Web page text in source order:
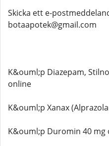
Skicka ett e-
botaapotek@gmail.com
K&ouml;p Diazepam,
online
K&ouml;p Xanax
K&ouml;p Duromin 40